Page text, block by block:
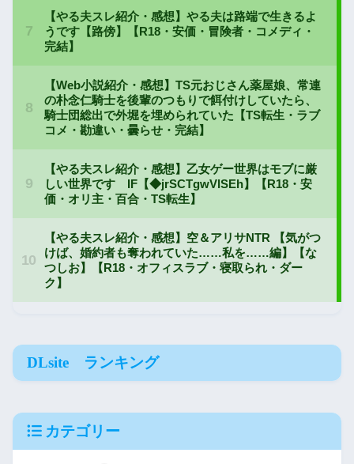
DLsite ランキング
カテゴリー